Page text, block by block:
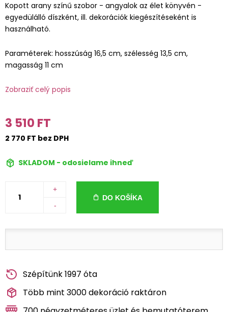
Kopott arany színű szobor - angyalok az élet könyvén -
egyedülálló díszként, ill. dekorációk kiegészítéseként is
használható.
Paraméterek: hosszúság 16,5 cm, szélesség 13,5 cm,
magasság 11 cm
Zobraziť celý popis
3 510 FT
2 770 FT bez DPH
SKLADOM - odosielame ihneď
+
-
DO KOŠÍKA
Szépítünk 1997 óta
Több mint 3000 dekoráció raktáron